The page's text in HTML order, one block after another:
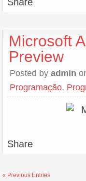
Microsoft
Preview
Posted by admin
Programação,
Share
« Previous Entries